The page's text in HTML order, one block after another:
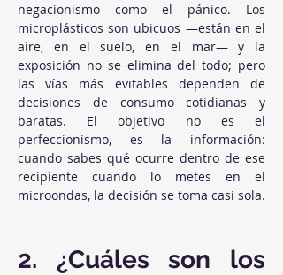
negacionismo como el pánico. Los
microplásticos son ubicuos —están en el
aire, en el suelo, en el mar— y la
exposición no se elimina del todo; pero
las vías más evitables dependen de
decisiones de consumo cotidianas y
baratas. El objetivo no es el
perfeccionismo, es la información:
cuando sabes qué ocurre dentro de ese
recipiente cuando lo metes en el
microondas, la decisión se toma casi sola.
2. ¿Cuáles son los